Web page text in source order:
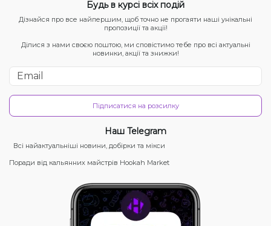
Будь в курсі всіх подій
Дізнайся про все найпершим, щоб точно не прогаяти наші унікальні
пропозиції та акції!
Ділися з нами своєю поштою, ми сповістимо тебе про всі актуальні
новинки, акції та знижки!
Підписатися на розсилку
Наш Telegram
Всі найактуальніші новини, добірки та мікси
Поради від кальянних майстрів Hookah Market